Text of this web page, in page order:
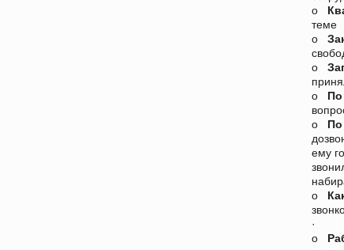
o
теме
o
o
o
o По
ему
o
·
o